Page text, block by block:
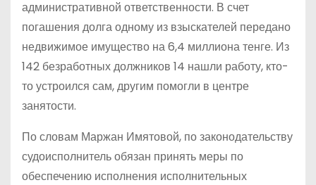
административной ответственности. В счет
погашения долга одному из взыскателей передано
недвижимое имущество на 6,4 миллиона тенге. Из
142 безработных должников 14 нашли работу, кто-
то устроился сам, другим помогли в центре
занятости.
По словам Маржан Имятовой, по законодательству
судоисполнитель обязан принять меры по
обеспечению исполнения исполнительных